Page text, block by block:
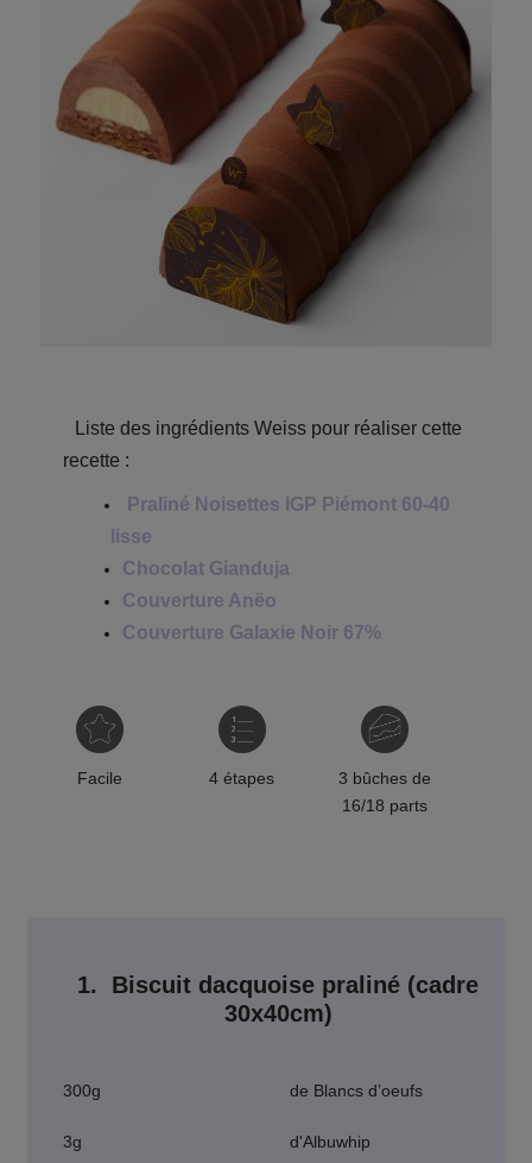
Liste des ingrédients Weiss pour réaliser cette
recette :
Praliné Noisettes IGP Piémont 60-40
lisse
Chocolat Gianduja
Couverture Anëo
Couverture Galaxie Noir 67%
Facile 4 étapes
3 bûches de
16/18 parts
1. Biscuit dacquoise praliné (cadre
30x40cm)
300g de Blancs d’oeufs
3g d'Albuwhip